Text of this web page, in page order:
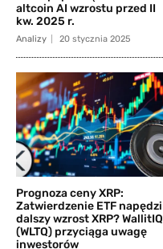
altcoin AI wzrostu przed II
kw. 2025 r.
Analizy 20 stycznia 2025
Prognoza ceny XRP:
Zatwierdzenie ETF napędzi
dalszy wzrost XRP? WallitIQ
(WLTQ) przyciąga uwagę
inwestorów